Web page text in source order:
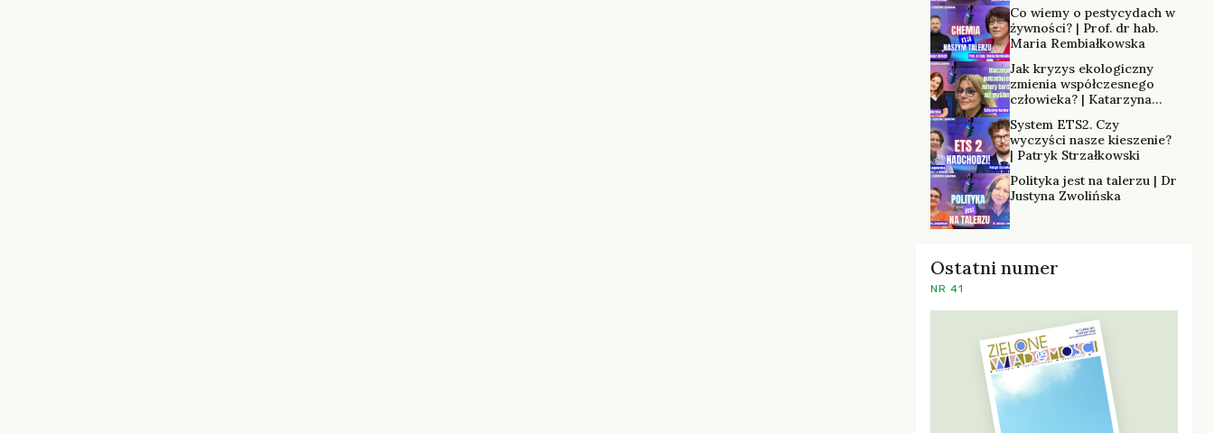
Co wiemy o pestycydach w
żywności? | Prof. dr hab.
Maria Rembiałkowska
Jak kryzys ekologiczny
zmienia współczesnego
człowieka? | Katarzyna
System ETS2. Czy
wyczyści nasze kieszenie?
| Patryk Strzałkowski
Polityka jest na talerzu | Dr
Justyna Zwolińska
Ostatni numer
NR 41